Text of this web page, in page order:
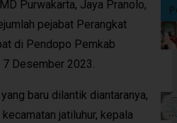
Purwakarta, Jaya Pranolo,
pejabat Perangkat
di Pendopo Pemkab
Desember 2023.
baru dilantik diantaranya,
jatiluhur, kepala